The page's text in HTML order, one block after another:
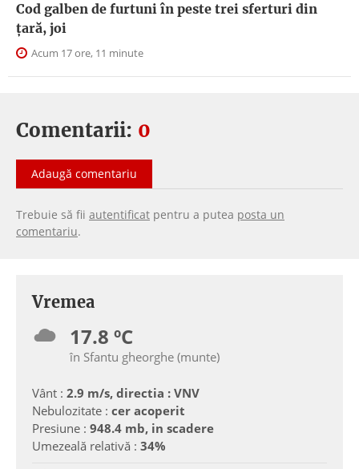
Cod galben de furtuni în peste trei sferturi din
țară, joi
Acum 17 ore, 11 minute
Comentarii: 0
Adaugă comentariu
Trebuie să fii autentificat pentru a putea posta un
comentariu.
Vremea
17.8 ºC
în Sfantu gheorghe (munte)
Vânt : 2.9 m/s, directia : VNV
Nebulozitate : cer acoperit
Presiune : 948.4 mb, in scadere
Umezeală relativă : 34%